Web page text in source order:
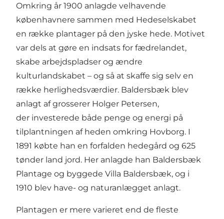
Omkring år 1900 anlagde velhavende
københavnere sammen med Hedeselskabet
en række plantager på den jyske hede. Motivet
var dels at gøre en indsats for fædrelandet,
skabe arbejdspladser og ændre
kulturlandskabet – og så at skaffe sig selv en
række herlighedsværdier. Baldersbæk blev
anlagt af grosserer Holger Petersen,
der investerede både penge og energi på
tilplantningen af heden omkring Hovborg. I
1891 købte han en forfalden hedegård og 625
tønder land jord. Her anlagde han Baldersbæk
Plantage og byggede Villa Baldersbæk, og i
1910 blev have- og naturanlægget anlagt.
Plantagen er mere varieret end de fleste